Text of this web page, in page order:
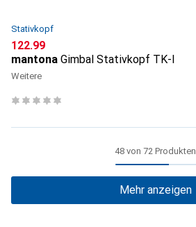
Stativkopf
CHF
122.99
mantona Gimbal Stativkopf TK-I
Weitere
48 von 72 Produkten
Mehr anzeigen